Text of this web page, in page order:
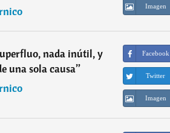
Imagen
nada inútil, y
una sola causa”
Facebook
Twitter
Imagen